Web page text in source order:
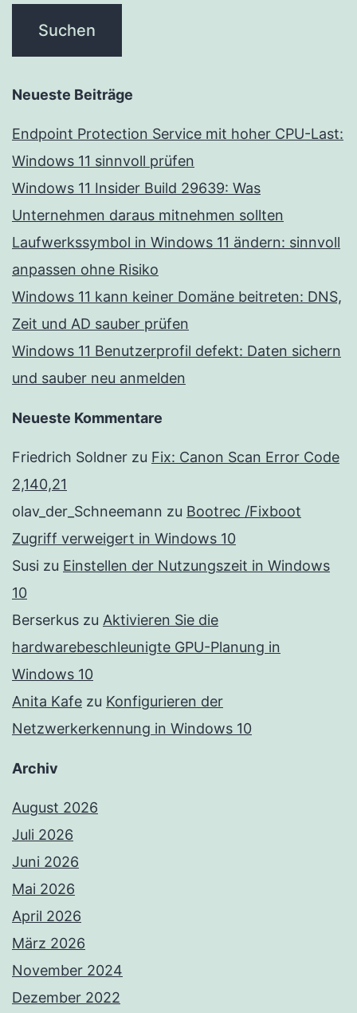
Neueste Beiträge
Endpoint Protection Service mit hoher CPU-Last:
Windows 11 sinnvoll prüfen
Windows 11 Insider Build 29639: Was
Unternehmen daraus mitnehmen sollten
Laufwerkssymbol in Windows 11 ändern: sinnvoll
anpassen ohne Risiko
Windows 11 kann keiner Domäne beitreten: DNS,
Zeit und AD sauber prüfen
Windows 11 Benutzerprofil defekt: Daten sichern
und sauber neu anmelden
Neueste Kommentare
Friedrich Soldner zu Fix: Canon Scan Error Code
2,140,21
olav_der_Schneemann zu Bootrec /Fixboot
Zugriff verweigert in Windows 10
Susi zu Einstellen der Nutzungszeit in Windows
10
Berserkus zu Aktivieren Sie die
hardwarebeschleunigte GPU-Planung in
Windows 10
Anita Kafe zu Konfigurieren der
Netzwerkerkennung in Windows 10
Archiv
August 2026
Juli 2026
Juni 2026
Mai 2026
April 2026
März 2026
November 2024
Dezember 2022